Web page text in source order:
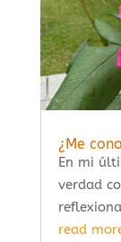
¿Me
En mi
verdad
read